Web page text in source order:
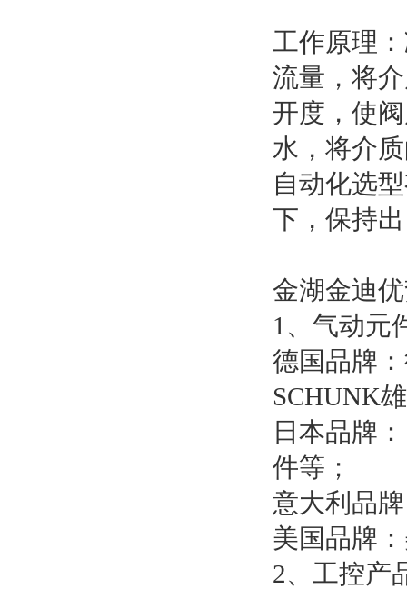
工作原理
流量，将
开度，使
水，将介
自动化选
下，保持
金湖金迪
1、气动元
德国品牌
SCHUNK
日本品牌
件等；
意大利品
美国品牌
2、工控产